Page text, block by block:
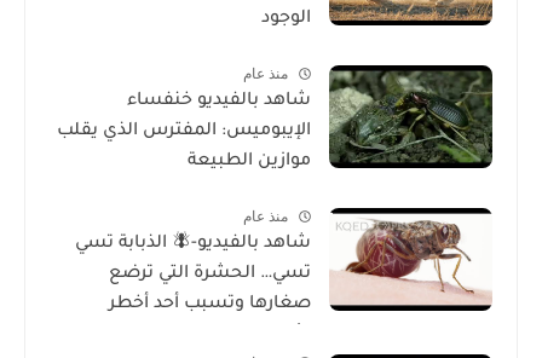
الوجود
منذ عام
شاهد بالفيديو خنفساء
الإيبوميس: المفترس الذي يقلب
موازين الطبيعة
منذ عام
شاهد بالفيديو-🪰 الذبابة تسي
تسي… الحشرة التي ترضع
صغارها وتسبب أحد أخطر